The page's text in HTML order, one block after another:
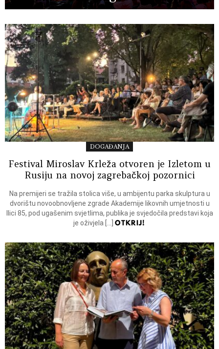
DOGAĐANJA
Festival Miroslav Krleža otvoren je Izletom u
Rusiju na novoj zagrebačkoj pozornici
Na premijeri se tražila stolica više, u ambijentu parka skulptura u
dvorištu novoobnovljene zgrade Akademije likovnih umjetnosti u
Ilici 85, pod ugašenim svjetlima, publika je svjedočila predstavi koja
je oživjela […]OTKRIJ!